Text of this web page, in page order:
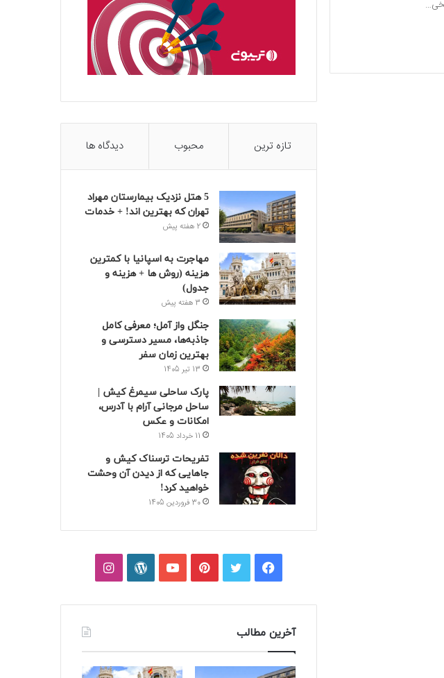
تازه ترین محبوب دیدگاه ها
5 هتل نزدیک بیمارستان مهراد
تهران که بهترین‌ اند! + خدمات
2 هفته پیش
مهاجرت به اسپانیا با کمترین
هزینه (روش ها + هزینه و
جدول)
3 هفته پیش
جنگل واز آمل؛ معرفی کامل
جاذبه‌ها، مسیر دسترسی و
بهترین زمان سفر
13 تیر 1405
پارک ساحلی سیمرغ کیش |
ساحل مرجانی آرام با آدرس،
امکانات و عکس
11 خرداد 1405
تفریحات ترسناک کیش و
جاهایی که از دیدن آن وحشت
خواهید کرد!
30 فروردین 1405
فیسبوکتوییترپینتریستیوتیوبوردپرساینستاگرام
آخرین مطالب